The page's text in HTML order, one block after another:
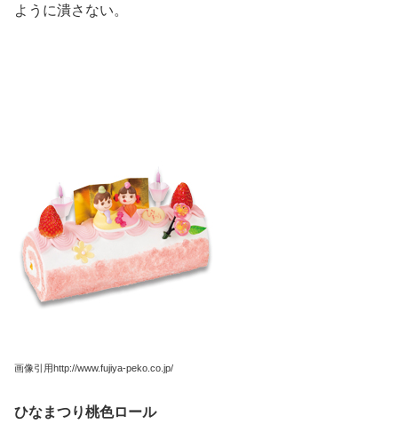
ように潰さない。
画像引用http://www.fujiya-peko.co.jp/
ひなまつり桃色ロール